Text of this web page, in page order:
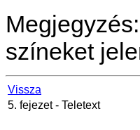
színeket
Vissza
5. fejezet - Teletext